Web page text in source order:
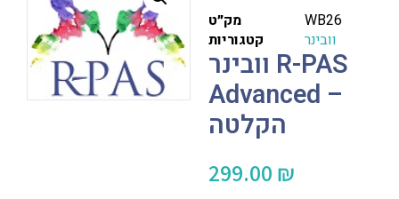
מק״ט
WB26
קטגוריות
וובינר
וובינר R-PAS
Advanced –
הקלטה
299.00 ₪